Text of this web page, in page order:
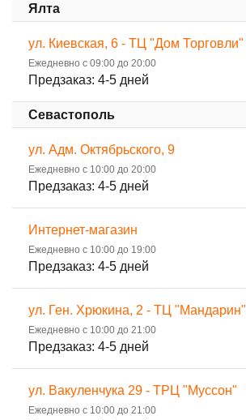
Ялта
ул. Киевская, 6 - ТЦ "Дом Торговли"
Ежедневно с 09:00 до 20:00
Предзаказ: 4-5 дней
Севастополь
ул. Адм. Октябрьского, 9
Ежедневно с 10:00 до 20:00
Предзаказ: 4-5 дней
Интернет-магазин
Ежедневно с 10:00 до 19:00
Предзаказ: 4-5 дней
ул. Ген. Хрюкина, 2 - ТЦ "Мандарин"
Ежедневно с 10:00 до 21:00
Предзаказ: 4-5 дней
ул. Вакуленчука 29 - ТРЦ "Муссон"
Ежедневно с 10:00 до 21:00